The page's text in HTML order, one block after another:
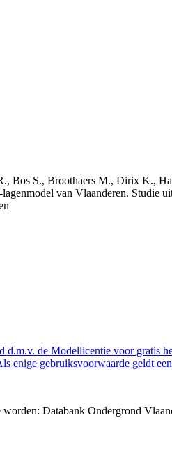
Bos S., Broothaers M., Dirix K.,
van Vlaanderen. Studie
de Modellicentie voor gratis
enige gebruiksvoorwaarde geldt
Databank Ondergrond